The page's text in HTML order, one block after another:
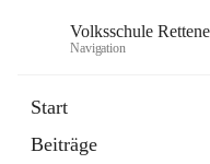
Volksschule
Navigation
Start
Beiträge